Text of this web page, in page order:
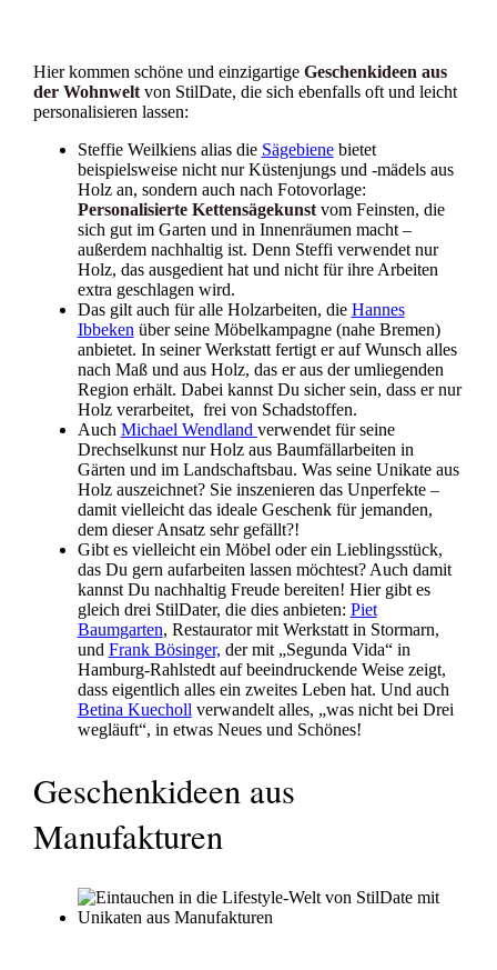
Hier kommen schöne und einzigartige Geschenkideen aus
der Wohnweltvon StilDate, die sich ebenfalls oft und leicht
personalisieren lassen:
Steffie Weilkiens alias die Sägebienebietet
beispielsweise nicht nur Küstenjungs und -mädels aus
Holz an, sondern auch nach Fotovorlage:
Personalisierte Kettensägekunstvom Feinsten, die
sich gut im Garten und in Innenräumen macht –
außerdem nachhaltig ist. Denn Steffi verwendet nur
Holz, das ausgedient hat und nicht für ihre Arbeiten
extra geschlagen wird.
Das gilt auch für alle Holzarbeiten, die Hannes
Ibbeken über seine Möbelkampagne (nahe Bremen)
anbietet. In seiner Werkstatt fertigt er auf Wunsch alles
nach Maß und aus Holz, das er aus der umliegenden
Region erhält. Dabei kannst Du sicher sein, dass er nur
Holz verarbeitet, frei von Schadstoffen.
Auch Michael Wendland verwendet für seine
Drechselkunst nur Holz aus Baumfällarbeiten in
Gärten und im Landschaftsbau. Was seine Unikate aus
Holz auszeichnet? Sie inszenieren das Unperfekte –
damit vielleicht das ideale Geschenk für jemanden,
dem dieser Ansatz sehr gefällt?!
Gibt es vielleicht ein Möbel oder ein Lieblingsstück,
das Du gern aufarbeiten lassen möchtest? Auch damit
kannst Du nachhaltig Freude bereiten! Hier gibt es
gleich drei StilDater, die dies anbieten: Piet
Baumgarten, Restaurator mit Werkstatt in Stormarn,
und Frank Bösinger, der mit „Segunda Vida“ in
Hamburg-Rahlstedt auf beeindruckende Weise zeigt,
dass eigentlich alles ein zweites Leben hat. Und auch
Betina Kuecholl verwandelt alles, „was nicht bei Drei
wegläuft“, in etwas Neues und Schönes!
Geschenkideen aus
Manufakturen